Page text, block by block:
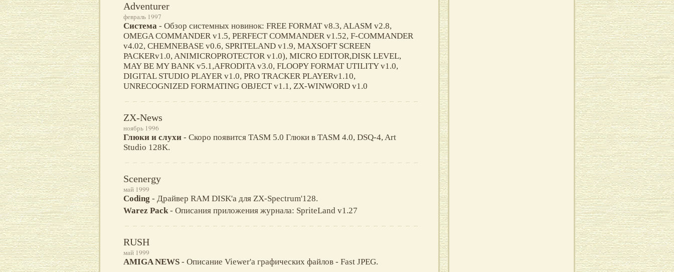
Adventurer
февраль 1997
Система - Oбзор системных новинок: FREE FORMAT v8.3, ALASM v2.8,
OMEGA COMMANDER v1.5, PERFECT COMMANDER v1.52, F-COMMANDER
v4.02, CHEMNEBASE v0.6, SPRITELAND v1.9, MAXSOFT SCREEN
PACKERv1.0, ANIMICROPROTECTOR v1.0), MICRO EDITOR,DISK LEVEL,
MAY BE MY BANK v5.1,AFRODITA v3.0, FLOOPY FORMAT UTILITY v1.0,
DIGITAL STUDIO PLAYER v1.0, PRO TRACKER PLAYERv1.10,
UNRECOGNIZED FORMATING OBJECT v1.1, ZX-WINWORD v1.0
ZX-News
ноябрь 1996
Глюки и слухи - Скоро появится TASM 5.0 Глюки в TASM 4.0, DSQ-4, Art
Studio 128K.
Scenergy
май 1999
Coding - Драйвер RAM DISK'а для ZX-Spectrum'128.
Warez Pack- Описания приложения журнала: SpriteLand v1.27
RUSH
май 1999
AMIGA NEWS - Описание Viewer'а графических файлов - Fast JPEG.